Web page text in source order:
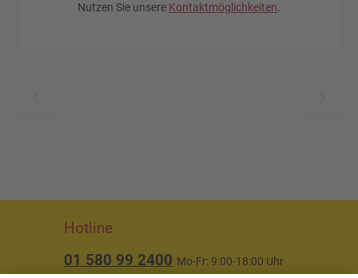
Nutzen Sie unsere Kontaktmöglichkeiten.
Hotline
01 580 99 2400 Mo-Fr: 9:00-18:00 Uhr